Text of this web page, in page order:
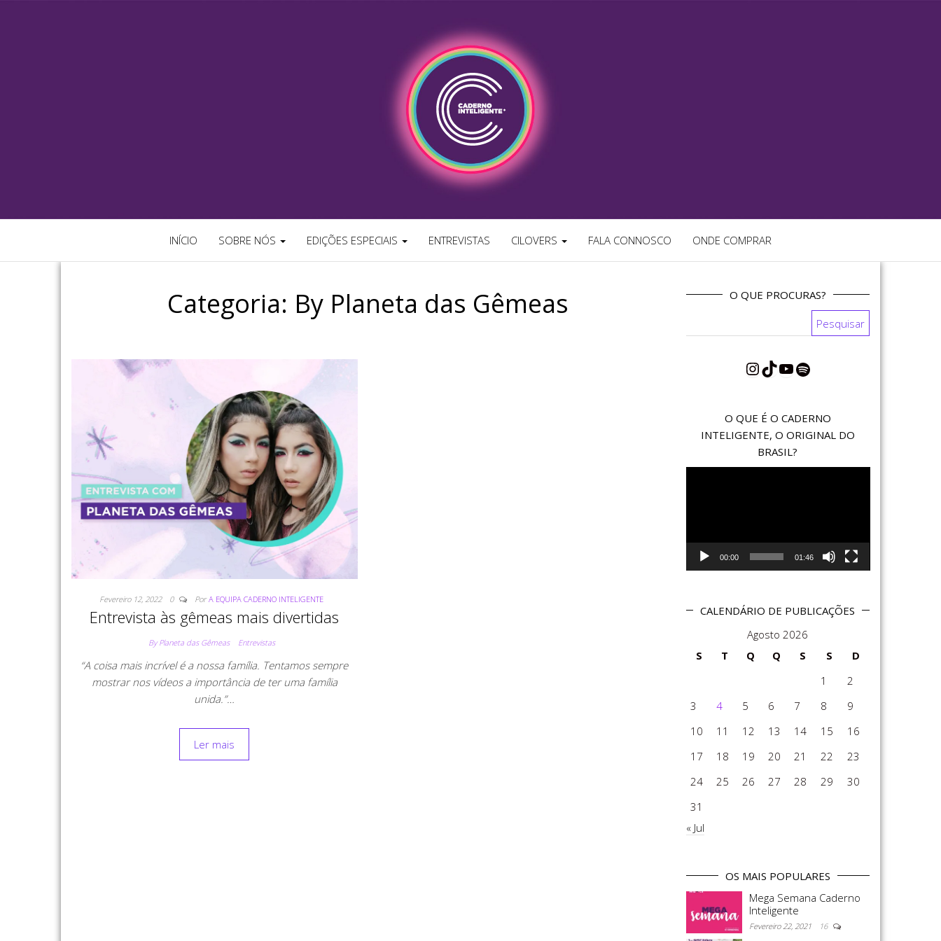
CADERNO INTELIGENTE
INÍCIO SOBRE NÓS EDIÇÕES ESPECIAIS ENTREVISTAS CILOVERS FALA CONNOSCO ONDE COMPRAR
Categoria: By Planeta das Gêmeas
Fevereiro 12, 2022 0 Por A EQUIPA CADERNO INTELIGENTE
Entrevista às gêmeas mais divertidas
By Planeta das Gêmeas Entrevistas
“A coisa mais incrível é a nossa família. Tentamos sempre
mostrar nos vídeos a importância de ter uma família
unida.”…
Ler mais
O QUE PROCURAS?
Instagram
TikTok
YouTube
Spotify
O QUE É O CADERNO
INTELIGENTE, O ORIGINAL DO
BRASIL?
00:00 01:46
CALENDÁRIO DE PUBLICAÇÕES
Agosto 2026
S
T Q Q S S
D
1
2
3
4 5 6 7 8
9
10
11 12 13 14 15
16
17
18 19 20 21 22
23
24
25 26 27 28 29
30
31
« Jul
OS MAIS POPULARES
Mega Semana Caderno
Inteligente
Fevereiro 22, 2021 16